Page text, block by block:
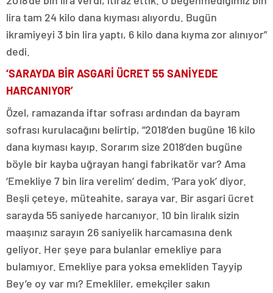
lira tam 24 kilo dana kıyması alıyordu. Bugün
ikramiyeyi 3 bin lira yaptı, 6 kilo dana kıyma zor alınıyor”
dedi.
‘SARAYDA BİR ASGARİ ÜCRET 55 SANİYEDE
HARCANIYOR’
Özel, ramazanda iftar sofrası ardından da bayram
sofrası kurulacağını belirtip, “2018’den bugüne 16 kilo
dana kıyması kayıp. Sorarım size 2018’den bugüne
böyle bir kayba uğrayan hangi fabrikatör var? Ama
‘Emekliye 7 bin lira verelim’ dedim. ‘Para yok’ diyor.
Beşli çeteye, müteahite, saraya var. Bir asgari ücret
sarayda 55 saniyede harcanıyor. 10 bin liralık sizin
maaşınız sarayın 26 saniyelik harcamasına denk
geliyor. Her şeye para bulanlar emekliye para
bulamıyor. Emekliye para yoksa emekliden Tayyip
Bey’e oy var mı? Emekliler, emekçiler sakın